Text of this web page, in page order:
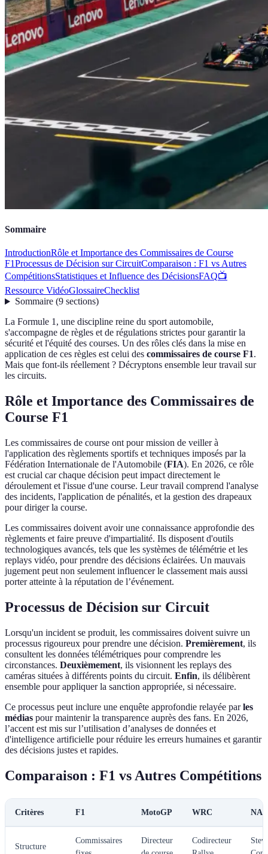
Sommaire
IntroductionRôle et Importance des Commissaires de Course
F1Processus de Décision sur CircuitComparaison : F1 vs Autres
CompétitionsStatistiques et Influence des DécisionsFAQ📺
Ressource VidéoGlossaireChecklist
Sommaire(9 sections)
La Formule 1, une discipline reine du sport automobile,
s'accompagne de règles et de régulations strictes pour garantir la
sécurité et l'équité des courses. Un des rôles clés dans la mise en
application de ces règles est celui des commissaires de course F1.
Mais que font-ils réellement ? Décryptons ensemble leur travail sur
les circuits.
Rôle et Importance des Commissaires de
Course F1
Les commissaires de course ont pour mission de veiller à
l'application des règlements sportifs et techniques imposés par la
Fédération Internationale de l'Automobile (FIA). En 2026, ce rôle
est crucial car chaque décision peut impact directement le
déroulement et l'issue d'une course. Leur travail comprend l'analyse
des incidents, l'application de pénalités, et la gestion des drapeaux
pour diriger la course.
Les commissaires doivent avoir une connaissance approfondie des
règlements et faire preuve d'impartialité. Ils disposent d'outils
technologiques avancés, tels que les systèmes de télémétrie et les
replays vidéo, pour prendre des décisions éclairées. Un mauvais
jugement peut non seulement influencer le classement mais aussi
porter atteinte à la réputation de l’événement.
Processus de Décision sur Circuit
Lorsqu'un incident se produit, les commissaires doivent suivre un
processus rigoureux pour prendre une décision. Premièrement, ils
consultent les données télémétriques pour comprendre les
circonstances. Deuxièmement, ils visionnent les replays des
caméras situées à différents points du circuit. Enfin, ils délibèrent
ensemble pour appliquer la sanction appropriée, si nécessaire.
Ce processus peut inclure une enquête approfondie relayée parles
médias pour maintenir la transparence auprès des fans. En 2026,
l’accent est mis sur l’utilisation d’analyses de données et
d'intelligence artificielle pour réduire les erreurs humaines et garantir
des décisions justes et rapides.
Comparaison : F1 vs Autres Compétitions
Critères F1 MotoGP WRC
Structure
Commissaires
Directeur
Codirecteur